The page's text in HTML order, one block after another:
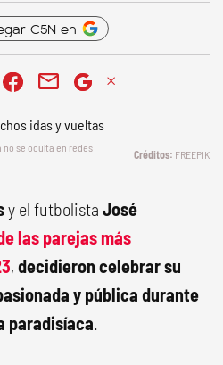
C5N en
no se oculta en redes
FREEPIK
y el futbolista José
las parejas más
, decidieron celebrar su
y pública durante
paradisíaca.